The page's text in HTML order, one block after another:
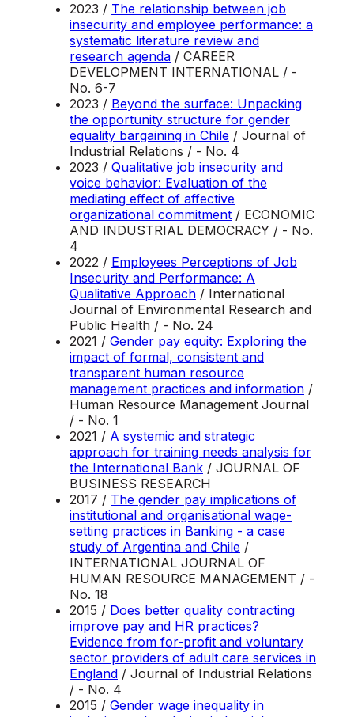
2023 / The relationship between job
insecurity and employee performance: a
systematic literature review and
research agenda / CAREER
DEVELOPMENT INTERNATIONAL / -
No. 6-7
2023 / Beyond the surface: Unpacking
the opportunity structure for gender
equality bargaining in Chile / Journal of
Industrial Relations / - No. 4
2023 / Qualitative job insecurity and
voice behavior: Evaluation of the
mediating effect of affective
organizational commitment / ECONOMIC
AND INDUSTRIAL DEMOCRACY / - No.
4
2022 / Employees Perceptions of Job
Insecurity and Performance: A
Qualitative Approach / International
Journal of Environmental Research and
Public Health / - No. 24
2021 / Gender pay equity: Exploring the
impact of formal, consistent and
transparent human resource
management practices and information /
Human Resource Management Journal
/ - No. 1
2021 / A systemic and strategic
approach for training needs analysis for
the International Bank / JOURNAL OF
BUSINESS RESEARCH
2017 / The gender pay implications of
institutional and organisational wage-
setting practices in Banking - a case
study of Argentina and Chile /
INTERNATIONAL JOURNAL OF
HUMAN RESOURCE MANAGEMENT / -
No. 18
2015 / Does better quality contracting
improve pay and HR practices?
Evidence from for-profit and voluntary
sector providers of adult care services in
England / Journal of Industrial Relations
/ - No. 4
2015 / Gender wage inequality in